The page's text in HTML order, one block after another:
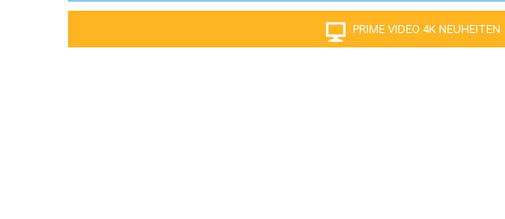
PRIME VIDEO 4K NEUHEITEN